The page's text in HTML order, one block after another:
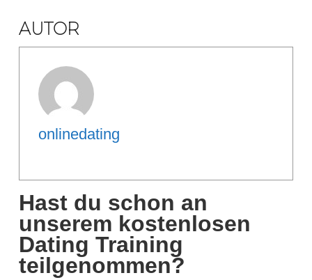
AUTOR
onlinedating
Hast du schon an
unserem kostenlosen
Dating Training
teilgenommen?